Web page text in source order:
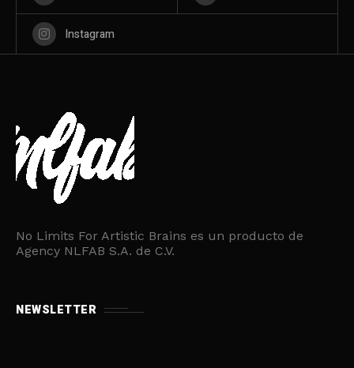
Instagram
No Limits For Artistic Brains es un producto de
Agency NLFAB S.A. de C.V.
NEWSLETTER